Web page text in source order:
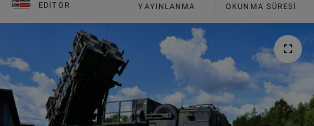
EDITÖR YAYINLANMA OKUNMA SÜRESI
BİLİM-TEKNOLOJİ
FOTO GALERİ
VIDEO GALERİ
ALGEMENE VOORWAARDEN